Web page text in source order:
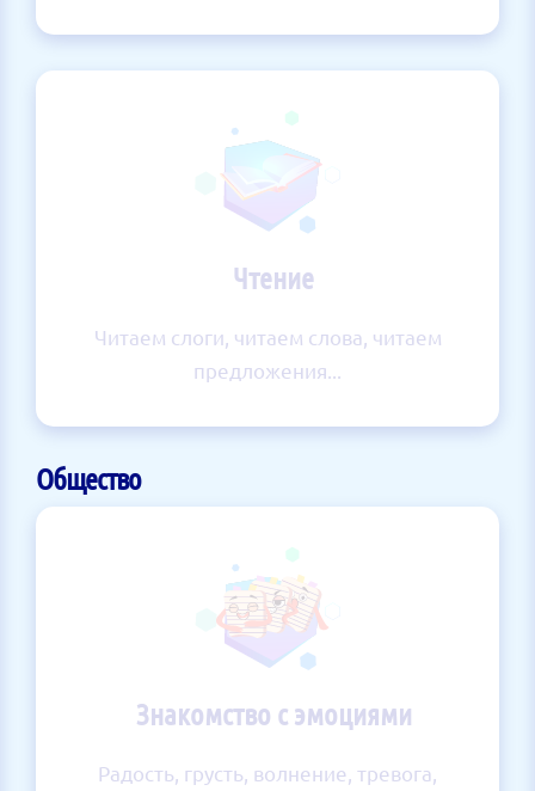
Чтение
Читаем слоги, читаем слова, читаем
предложения...
Общество
Знакомство с эмоциями
Радость, грусть, волнение, тревога,